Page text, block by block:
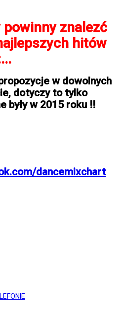
znalezć
hitów
w dowolnych
dotyczy to tylko
były w 2015 roku !!
dancemixchart